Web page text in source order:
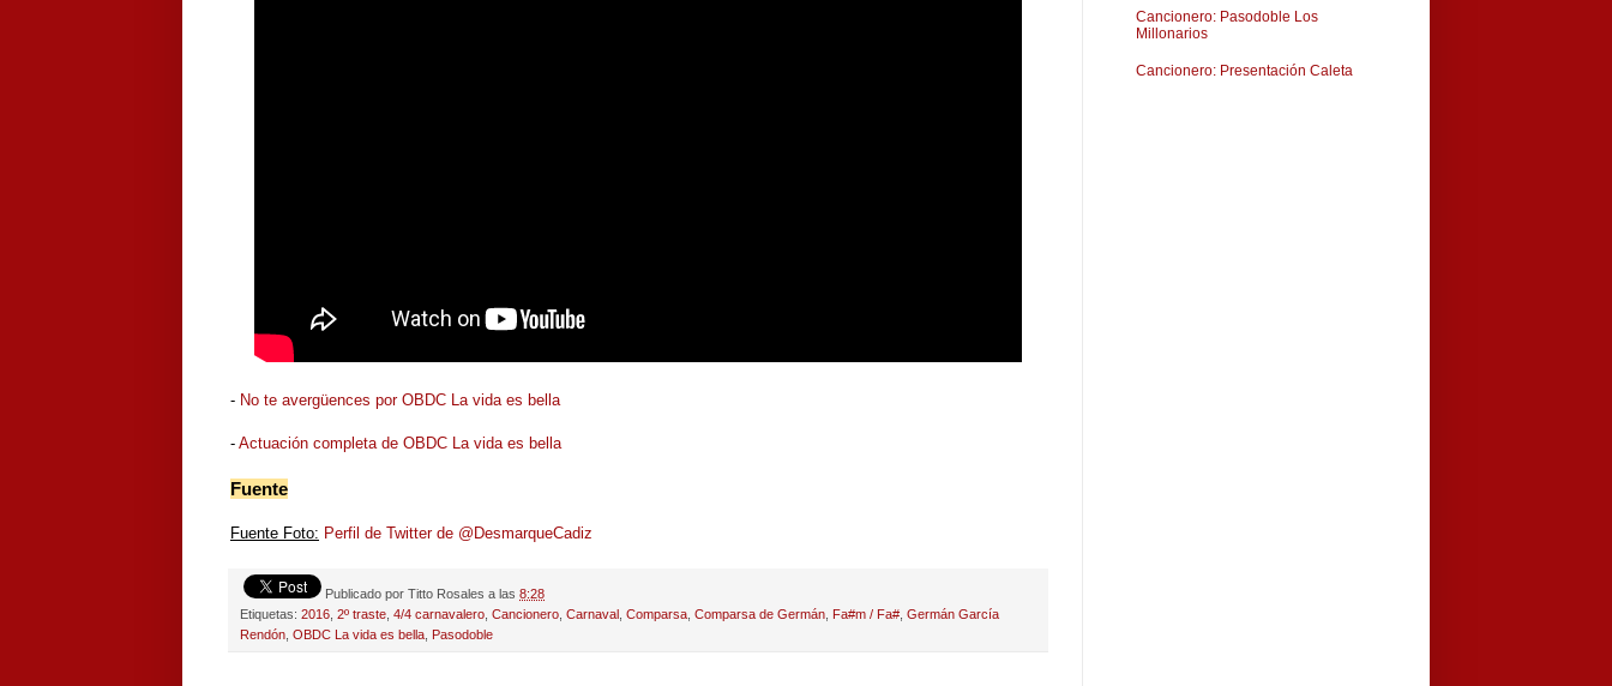
- No te avergüences por OBDC La vida es bella
- Actuación completa de OBDC La vida es bella
Fuente
Fuente Foto: Perfil de Twitter de @DesmarqueCadiz
Publicado por Titto Rosales a las 8:28
Etiquetas: 2016 2º traste 4/4 carnavalero Cancionero Carnaval Comparsa Comparsa de Germán Fa#m / Fa# Germán García
Rendón OBDC La vida es bella Pasodoble
Cancionero: Pasodoble Los
Millonarios
Cancionero: Presentación Caleta